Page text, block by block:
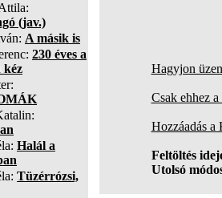
(jav.)
A másik is
230 éves a
kéz
Halál a
Tüzérrózsi,
Hagyjon
Csak ehhez
Hozzáadás
Feltöltés
Utolsó